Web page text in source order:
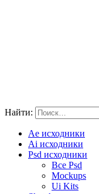
Найти:
Ae исходники
Ai исходники
Psd исходники
Все Psd
Mockups
Ui Kits